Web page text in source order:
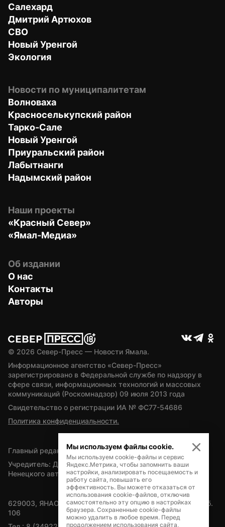
Салехард
Дмитрий Артюхов
СВО
Новый Уренгой
Экология
Новости по муниципалитетам
Волноваха
Красноселькупский район
Тарко-Сале
Новый Уренгой
Приуральский район
Лабытнанги
Надымский район
Наши проекты
«Красный Север»
«Ямал-Медиа»
Об издании
О нас
Контакты
Авторы
© 2026 Север-Пресс — Новости Ямала.
Информационное агентство «Север-Пресс»
зарегистрировано в Федеральной службе по надзору в
сфере связи, информационных технологий и массовых
коммуникаций (Роскомнадзор) 09 июля 2013 года
Свидетельство о регистрации ИА № ФС77-54686
Политика конфиденциальности.
Главный редактор — А.Л. Поздеев
Учредитель: Департамент внутренней политики Ямало-
Ненецкого автономного округа
629003, ЯНАО, Салехард, мкр. Богдана Кнунянца, д.1, каб.
106
Мы используем файлы cookie.
Мы используем cookie-файлы и сервис
Яндекс.Метрика, чтобы запомнить ваши
настройки, анализировать посещаемость и
работу сайта, повышать его
эффективность. Вы можете отказаться от
использования cookie-файлов, отключив
самостоятельно эту опцию в настройках
браузера. Сохраненные cookie-файлы
можно удалить в любое время. Перед
продолжением использования сайта,